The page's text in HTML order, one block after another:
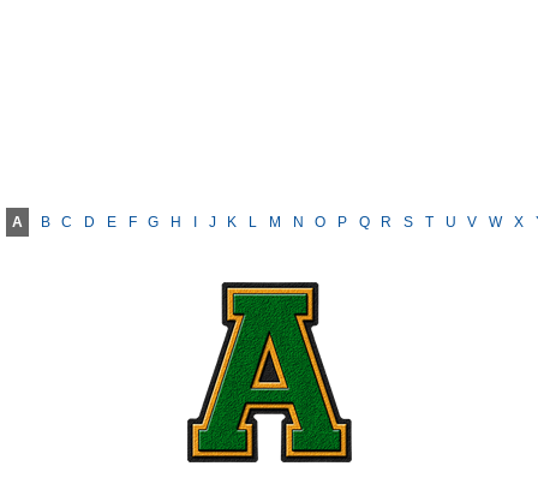
A B C D E F G H J K L M N O P Q R S T U V W X